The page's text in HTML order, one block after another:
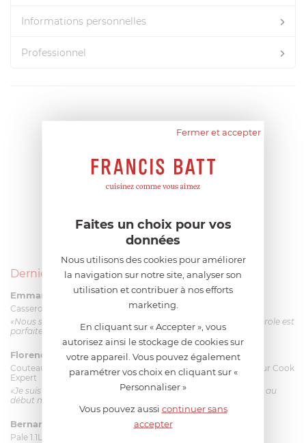
Informations personnelles
Professionnel
Derniers avis produits
Emmanuel 56 ansle 23/06/2026 à 12:04
Casserole mini 9 cm Castelpro 5 ply poignée fixe
«Nous sommes dans un produit de haute qualité. Cette casserole est
parfaite pour l'élaboration des sauces et vient complé...»
Florence 63 ansle 23/06/2026 à 11:17
Couteau complet avec lame, joint & écrou pour le robot cuiseur Cook
Expert
«Je suis satisfaite du couteau Magimix. L'écrou est un peu dur au
début mais ça le fait. La livraison a été très rapide. ...»
Bernard le 23/06/2026 à 09:43
Pale 1.1L pour Glacier Magimix 11031/121/123/124
Fermer et accepter
Faites un choix pour vos
données
Nous utilisons des cookies pour améliorer
la navigation sur notre site, analyser son
utilisation et contribuer à nos efforts
marketing.
En cliquant sur « Accepter », vous
autorisez ainsi le stockage de cookies sur
votre appareil. Vous pouvez également
paramétrer vos choix en cliquant sur «
Personnaliser »
Vous pouvez aussi continuer sans
accepter